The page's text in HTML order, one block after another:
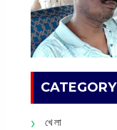
CATEGORY
খেলা